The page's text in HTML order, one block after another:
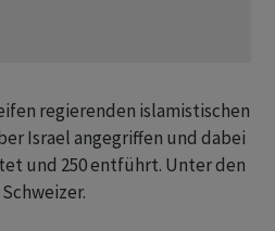
regierenden islamistischen
Israel angegriffen und dabei
und 250 entführt. Unter den